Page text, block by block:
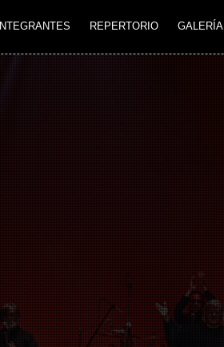
INTEGRANTES REPERTORIO GALERÍA